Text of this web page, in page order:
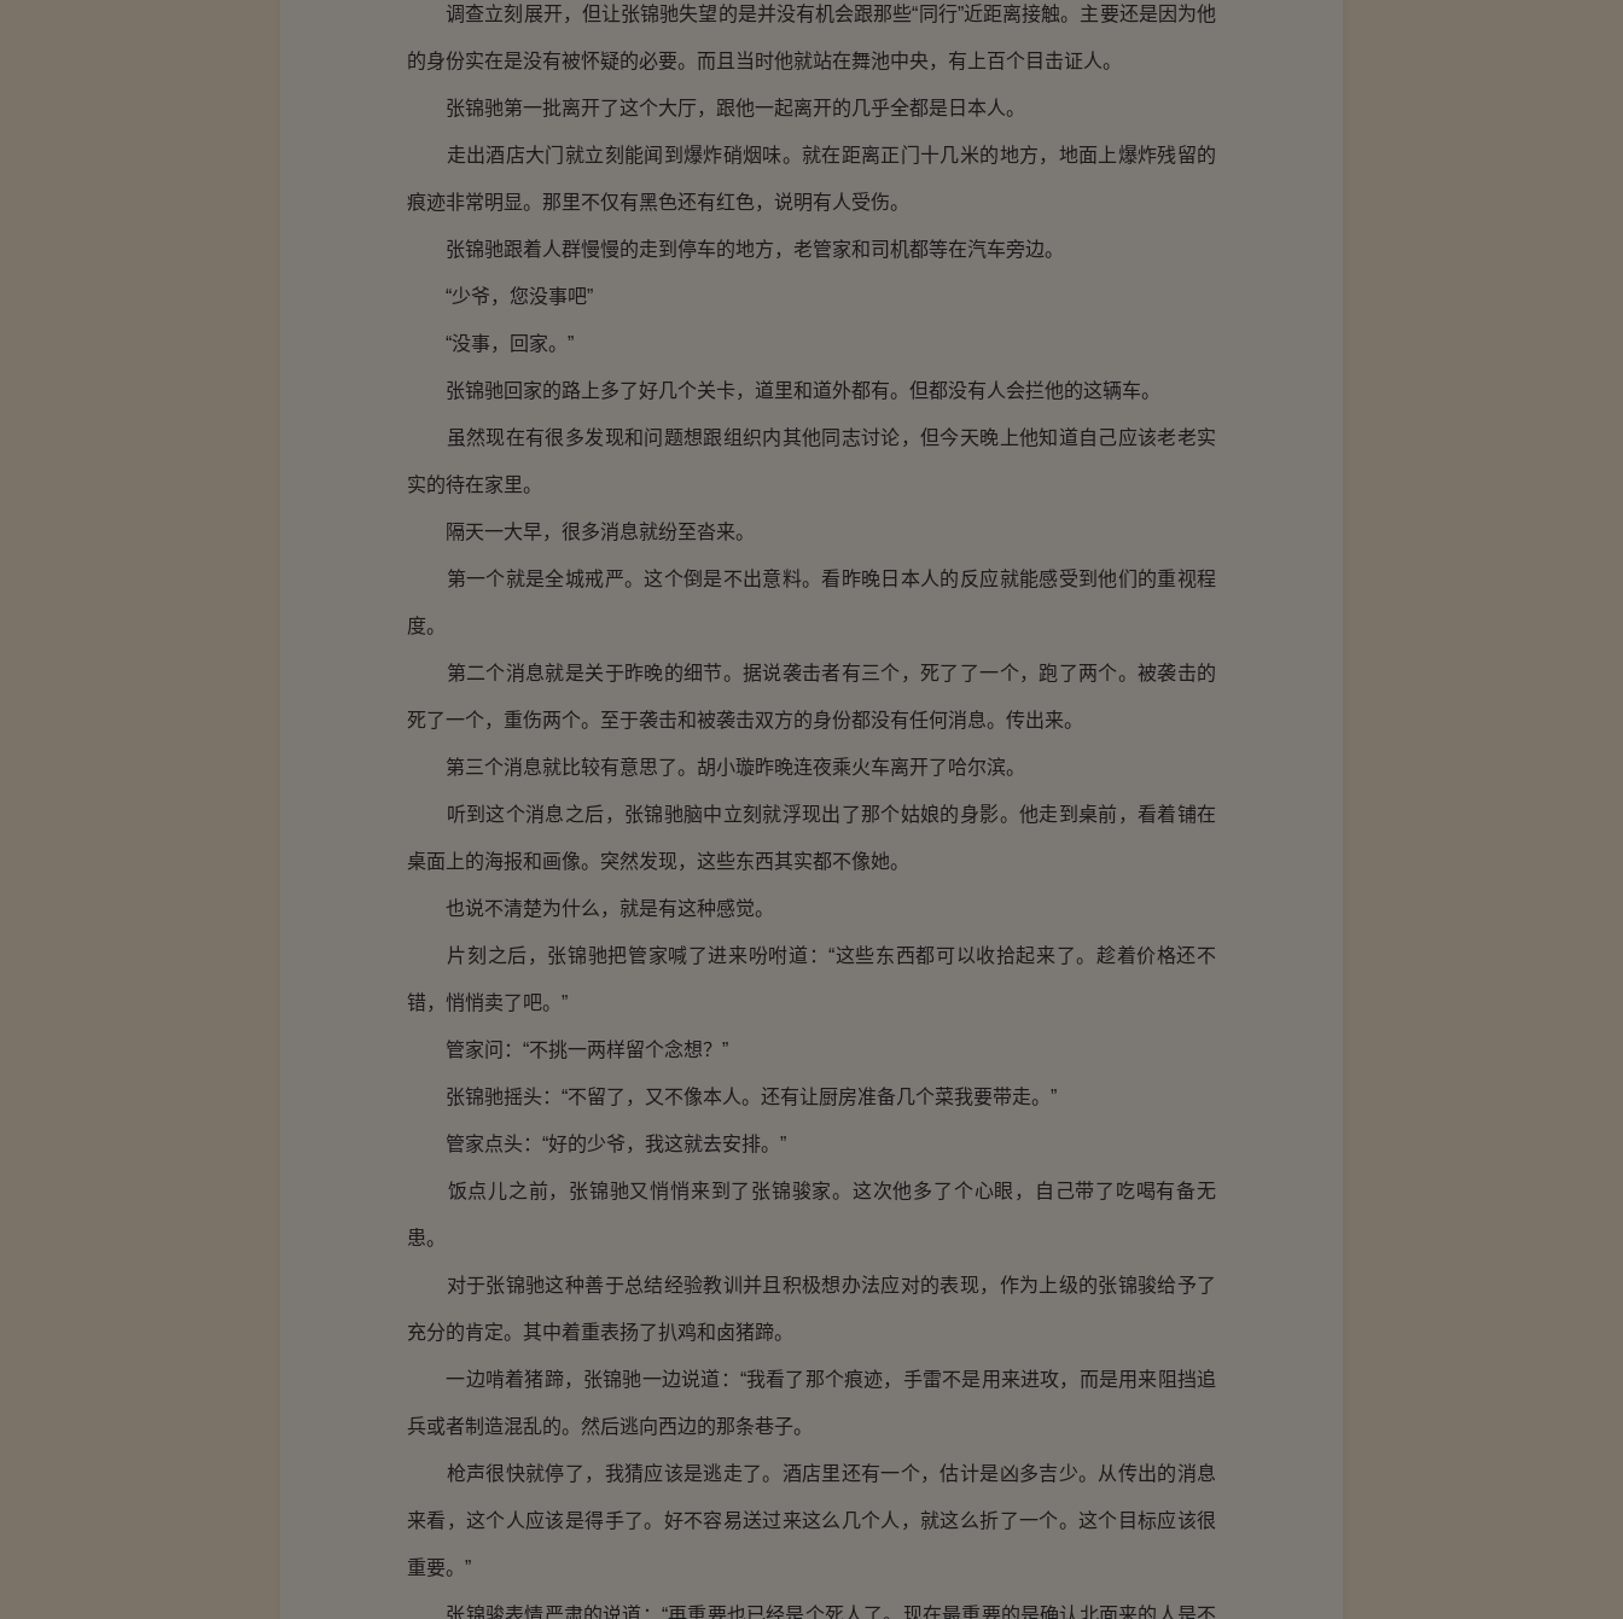
调查立刻展开，但让张锦驰失望的是并没有机会跟那些“同行”近距离接触。主要还是因为他
的身份实在是没有被怀疑的必要。而且当时他就站在舞池中央，有上百个目击证人。
张锦驰第一批离开了这个大厅，跟他一起离开的几乎全都是日本人。
走出酒店大门就立刻能闻到爆炸硝烟味。就在距离正门十几米的地方，地面上爆炸残留的
痕迹非常明显。那里不仅有黑色还有红色，说明有人受伤。
张锦驰跟着人群慢慢的走到停车的地方，老管家和司机都等在汽车旁边。
“少爷，您没事吧”
“没事，回家。”
张锦驰回家的路上多了好几个关卡，道里和道外都有。但都没有人会拦他的这辆车。
虽然现在有很多发现和问题想跟组织内其他同志讨论，但今天晚上他知道自己应该老老实
实的待在家里。
隔天一大早，很多消息就纷至沓来。
第一个就是全城戒严。这个倒是不出意料。看昨晚日本人的反应就能感受到他们的重视程
度。
第二个消息就是关于昨晚的细节。据说袭击者有三个，死了了一个，跑了两个。被袭击的
死了一个，重伤两个。至于袭击和被袭击双方的身份都没有任何消息。传出来。
第三个消息就比较有意思了。胡小璇昨晚连夜乘火车离开了哈尔滨。
听到这个消息之后，张锦驰脑中立刻就浮现出了那个姑娘的身影。他走到桌前，看着铺在
桌面上的海报和画像。突然发现，这些东西其实都不像她。
也说不清楚为什么，就是有这种感觉。
片刻之后，张锦驰把管家喊了进来吩咐道：“这些东西都可以收拾起来了。趁着价格还不
错，悄悄卖了吧。”
管家问：“不挑一两样留个念想？”
张锦驰摇头：“不留了，又不像本人。还有让厨房准备几个菜我要带走。”
管家点头：“好的少爷，我这就去安排。”
饭点儿之前，张锦驰又悄悄来到了张锦骏家。这次他多了个心眼，自己带了吃喝有备无
患。
对于张锦驰这种善于总结经验教训并且积极想办法应对的表现，作为上级的张锦骏给予了
充分的肯定。其中着重表扬了扒鸡和卤猪蹄。
一边啃着猪蹄，张锦驰一边说道：“我看了那个痕迹，手雷不是用来进攻，而是用来阻挡追
兵或者制造混乱的。然后逃向西边的那条巷子。
枪声很快就停了，我猜应该是逃走了。酒店里还有一个，估计是凶多吉少。从传出的消息
来看，这个人应该是得手了。好不容易送过来这么几个人，就这么折了一个。这个目标应该很
重要。”
张锦骏表情严肃的说道：“再重要也已经是个死人了。现在最重要的是确认北面来的人是不